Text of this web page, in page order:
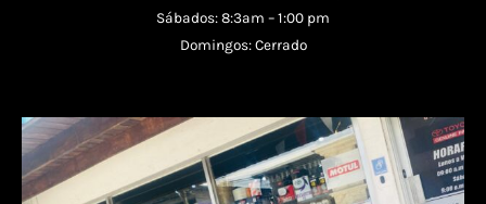
Sábados: 8:3am – 1:00 pm
Domingos: Cerrado